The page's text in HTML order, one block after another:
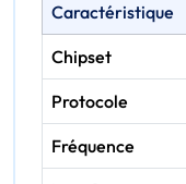
Caractéristique
Chipset
Protocole
Fréquence